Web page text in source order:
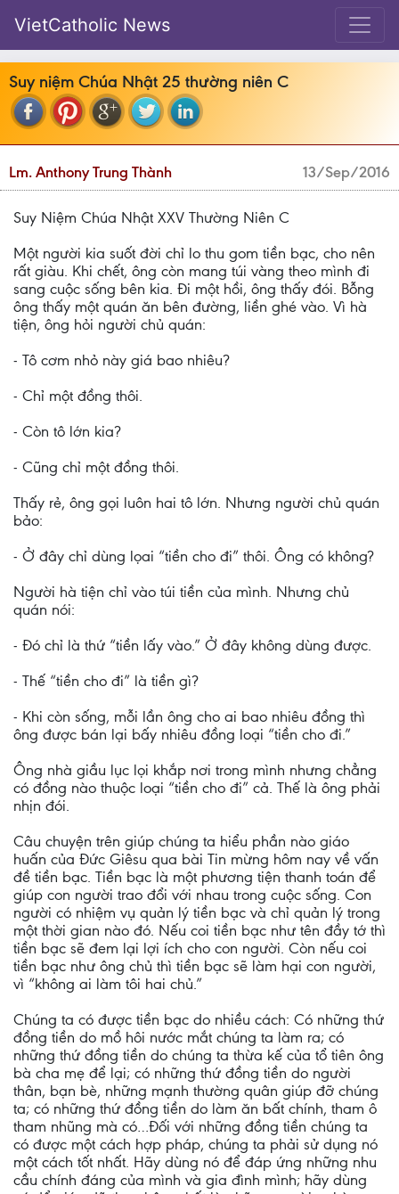
VietCatholic News
Suy niệm Chúa Nhật 25 thường niên C
Lm. Anthony Trung Thành 13/Sep/2016
Suy Niệm Chúa Nhật XXV Thường Niên C
Một người kia suốt đời chỉ lo thu gom tiền bạc, cho nên
rất giàu. Khi chết, ông còn mang túi vàng theo mình đi
sang cuộc sống bên kia. Đi một hồi, ông thấy đói. Bỗng
ông thấy một quán ăn bên đường, liền ghé vào. Vì hà
tiện, ông hỏi người chủ quán:
- Tô cơm nhỏ này giá bao nhiêu?
- Chỉ một đồng thôi.
- Còn tô lớn kia?
- Cũng chỉ một đồng thôi.
Thấy rẻ, ông gọi luôn hai tô lớn. Nhưng người chủ quán
bảo:
- Ở đây chỉ dùng lọai “tiền cho đi” thôi. Ông có không?
Người hà tiện chỉ vào túi tiền của mình. Nhưng chủ
quán nói:
- Đó chỉ là thứ “tiền lấy vào.” Ở đây không dùng được.
- Thế “tiền cho đi” là tiền gì?
- Khi còn sống, mỗi lần ông cho ai bao nhiêu đồng thì
ông được bán lại bấy nhiêu đồng loại “tiền cho đi.”
Ông nhà giầu lục lọi khắp nơi trong mình nhưng chẳng
có đồng nào thuộc loại “tiền cho đi” cả. Thế là ông phải
nhịn đói.
Câu chuyện trên giúp chúng ta hiểu phần nào giáo
huấn của Đức Giêsu qua bài Tin mừng hôm nay về vấn
đề tiền bạc. Tiền bạc là một phương tiện thanh toán để
giúp con người trao đổi với nhau trong cuộc sống. Con
người có nhiệm vụ quản lý tiền bạc và chỉ quản lý trong
một thời gian nào đó. Nếu coi tiền bạc như tên đầy tớ thì
tiền bạc sẽ đem lại lợi ích cho con người. Còn nếu coi
tiền bạc như ông chủ thì tiền bạc sẽ làm hại con người,
vì “không ai làm tôi hai chủ.”
Chúng ta có được tiền bạc do nhiều cách: Có những thứ
đồng tiền do mồ hôi nước mắt chúng ta làm ra; có
những thứ đồng tiền do chúng ta thừa kế của tổ tiên ông
bà cha mẹ để lại; có những thứ đồng tiền do người
thân, bạn bè, những mạnh thường quân giúp đỡ chúng
ta; có những thứ đồng tiền do làm ăn bất chính, tham ô
tham nhũng mà có…Đối với những đồng tiền chúng ta
có được một cách hợp pháp, chúng ta phải sử dụng nó
một cách tốt nhất. Hãy dùng nó để đáp ứng những nhu
cầu chính đáng của mình và gia đình mình; hãy dùng